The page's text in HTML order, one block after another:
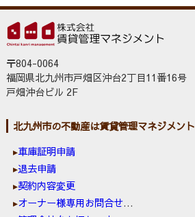
〒804-0064
福岡県北九州市戸畑区沖台2丁目11番16号
戸畑沖台ビル 2F
北九州市の不動産は賃貸管理マネジメント
車庫証明申請
退去申請
契約内容変更
オーナー様専用お問合せ窓口